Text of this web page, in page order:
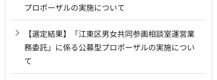
プロポーザルの実施について
【選定結果】「江東区男女共同参画相談室運営業
務委託」に係る公募型プロポーザルの実施につい
て